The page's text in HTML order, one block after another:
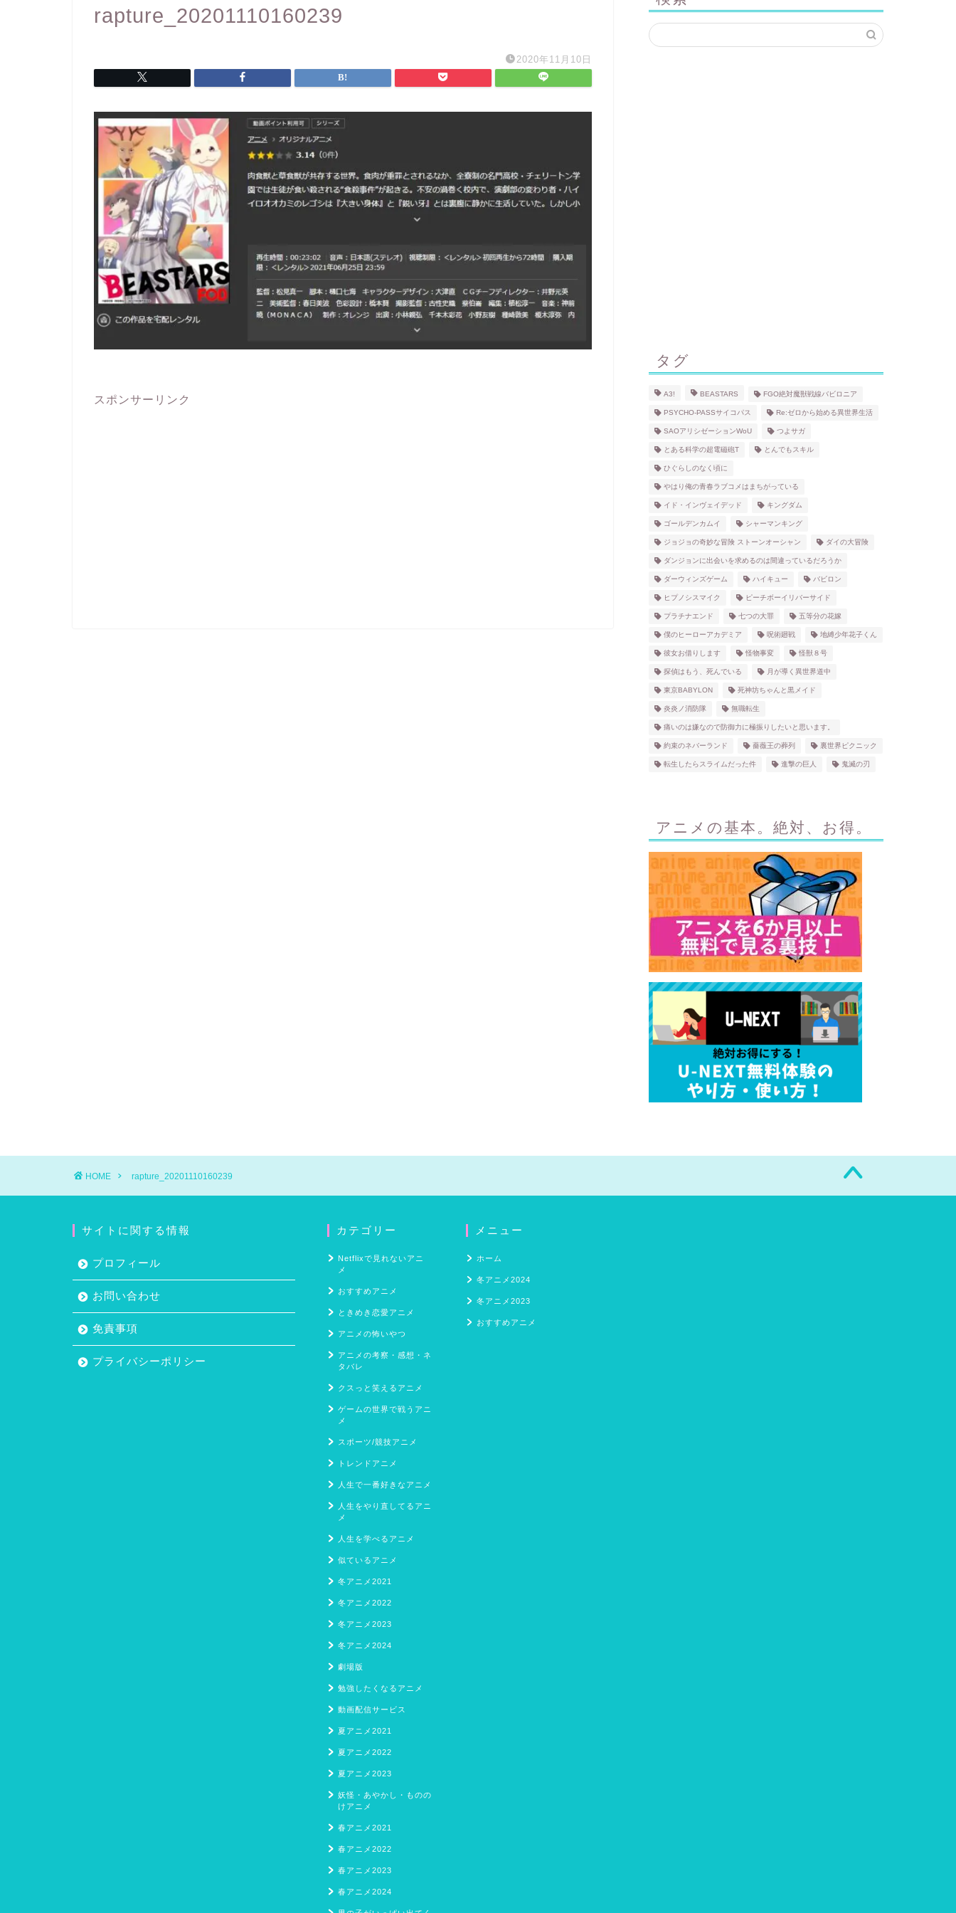
rapture_20201110160239
2020年11月10日
スポンサーリンク
タグ
A3! BEASTARS FGO絶対魔獣戦線バビロニア
PSYCHO-PASSサイコパス Re:ゼロから始める異世界生活
SAOアリシゼーションWoU つよサガ
とある科学の超電磁砲T とんでもスキル
ひぐらしのなく頃に
やはり俺の青春ラブコメはまちがっている
イド・インヴェイデッド キングダム
ゴールデンカムイ シャーマンキング
ジョジョの奇妙な冒険 ストーンオーシャン ダイの大冒険
ダンジョンに出会いを求めるのは間違っているだろうか
ダーウィンズゲーム ハイキュー バビロン
ヒプノシスマイク ピーチボーイリバーサイド
プラチナエンド 七つの大罪 五等分の花嫁
僕のヒーローアカデミア 呪術廻戦 地縛少年花子くん
彼女お借りします 怪物事変 怪獣８号
探偵はもう、死んでいる 月が導く異世界道中
東京BABYLON 死神坊ちゃんと黒メイド
炎炎ノ消防隊 無職転生
痛いのは嫌なので防御力に極振りしたいと思います。
約束のネバーランド 薔薇王の葬列 裏世界ピクニック
転生したらスライムだった件 進撃の巨人 鬼滅の刃
アニメの基本。絶対、お得。
HOME rapture_20201110160239
サイトに関する情報
プロフィール
お問い合わせ
免責事項
プライバシーポリシー
カテゴリー
Netflixで見れないアニ
メ
おすすめアニメ
ときめき恋愛アニメ
アニメの怖いやつ
アニメの考察・感想・ネ
タバレ
クスっと笑えるアニメ
ゲームの世界で戦うアニ
メ
スポーツ/競技アニメ
トレンドアニメ
人生で一番好きなアニメ
人生をやり直してるアニ
メ
人生を学べるアニメ
似ているアニメ
冬アニメ2021
冬アニメ2022
冬アニメ2023
冬アニメ2024
劇場版
勉強したくなるアニメ
動画配信サービス
夏アニメ2021
夏アニメ2022
夏アニメ2023
妖怪・あやかし・ものの
けアニメ
春アニメ2021
春アニメ2022
春アニメ2023
春アニメ2024
メニュー
ホーム
冬アニメ2024
冬アニメ2023
おすすめアニメ